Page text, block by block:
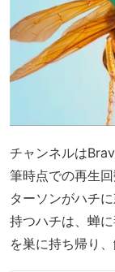
チャンネルは
筆時点での再生
ターソンがハチ
持つハチは、蝉
を巣に持ち帰り